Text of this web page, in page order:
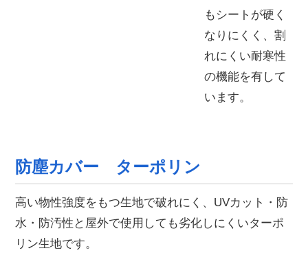
もシートが硬く
なりにくく、割
れにくい耐寒性
の機能を有して
います。
防塵カバー ターポリン
高い物性強度をもつ生地で破れにく、UVカット・防
水・防汚性と屋外で使用しても劣化しにくいターポ
リン生地です。